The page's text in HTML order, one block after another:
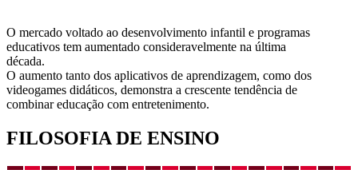
O mercado voltado ao desenvolvimento infantil e programas
educativos tem aumentado consideravelmente na última
década.
O aumento tanto dos aplicativos de aprendizagem, como dos
videogames didáticos, demonstra a crescente tendência de
combinar educação com entretenimento.
FILOSOFIA DE ENSINO